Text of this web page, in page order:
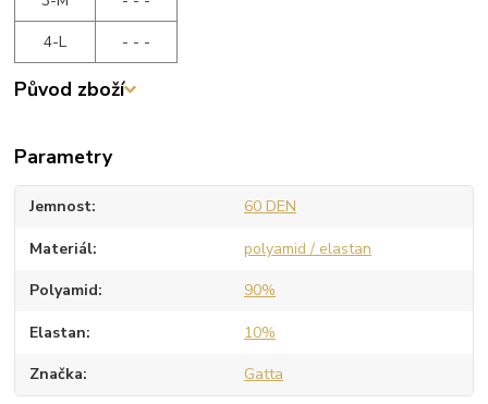
4-L
- - -
Původ zboží
Parametry
Jemnost 60 DEN
Materiál polyamid / elastan
Polyamid 90%
Elastan 10%
Značka Gatta